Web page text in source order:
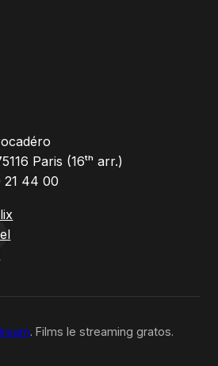
Paris (16ᵗʰ arr.)
21 44 00
. Films le streaming gratos.